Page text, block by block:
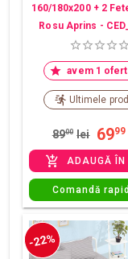
160/180x200 + 2
Rosu Aprins -
avem 1
Ultimele
8900 lei 6999
ADAUGĂ ÎN
Comandă rapid
-22%